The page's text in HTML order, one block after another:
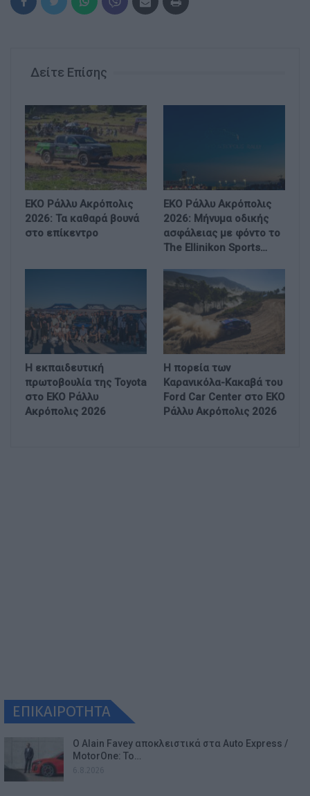
Δείτε Επίσης
EKO Ράλλυ Ακρόπολις
2026: Τα καθαρά βουνά
στο επίκεντρο
EKO Ράλλυ Ακρόπολις
2026: Μήνυμα οδικής
ασφάλειας με φόντο το
The Ellinikon Sports…
H εκπαιδευτική
πρωτοβουλία της Toyota
στο ΕΚΟ Ράλλυ
Ακρόπολις 2026
H πορεία των
Καρανικόλα-Kακαβά του
Ford Car Center στο ΕΚΟ
Ράλλυ Ακρόπολις 2026
ΕΠΙΚΑΙΡΟΤΗΤΑ
Ο Alain Favey αποκλειστικά στα Auto Express /
MotorOne: Το…